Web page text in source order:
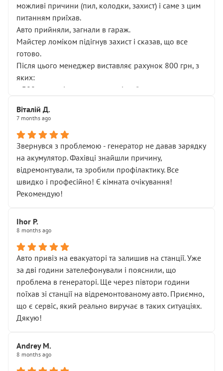
можливі причини (пил, колодки, захист) і саме з цим
питанням приїхав.
Авто прийняли, загнали в гараж.
Майстер ломіком підігнув захист і сказав, що все
готово.
Після цього менеджер виставляє рахунок 800 грн, з
яких:
• 300 грн — діагностика гальмівної системи
НЕ погоджував
послуга. Тим більше, я був поруч і жодної реальної
діагностики ходової не проводилось. Після
зауваження гроші за цю “послугу” повернули, що
лише підтвердило мою правоту.
Але головне — я виїжджаю з боксу, і скрип у гальмах
залишився таким самим, як і був. Тобто оплачена
Далі ситуація тільки погіршилась:
• сказали, що тепер “потрібно знімати колеса”
• що біля авто стояти вже не можна
• почали озвучувати купу додаткових робіт без
чіткого пояснення
( ну все зняли та доробили) дякую!
Окремий момент, який виглядає абсурдно:
мені заявили, що бачок гальмівної рідини потрібно
міняти разом із головним гальмівним циліндром у
Для людини, яка хоча б трохи розуміється на техніці,
це звучить як мінімум непрофесійно, а як максимум —
спроба продати дорогий вузол замість елементарних
Віталій Д.
7 months ago
Звернувся з проблемою - генератор не давав зарядку
на акумулятор. Фахівці знайшли причину,
відремонтували, та зробили профілактику. Все
швидко і професійно! Є кімната очікування!
Рекомендую!
Ihor P.
8 months ago
Авто привіз на евакуаторі та залишив на станції. Уже
за дві години зателефонували і пояснили, що
проблема в генераторі. Ще через півтори години
поїхав зі станції на відремонтованому авто. Приємно,
що є сервіс, який реально виручає в таких ситуаціях.
Дякую!
Andrey M.
8 months ago